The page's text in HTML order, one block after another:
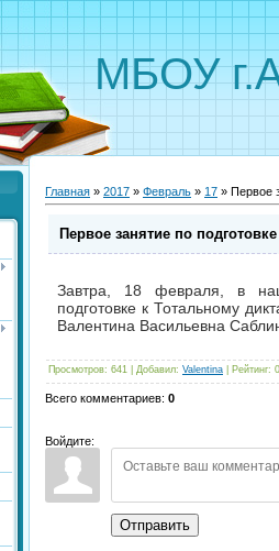
МБОУ
Главная » 2017 » Февраль » 17 » Первое
Первое занятие по
Завтра, 18 февраля, в
подготовке к Тотальному
Валентина Васильевна
Просмотров: 641 Добавил: Valentina Рейтинг:
Всего комментариев: 0
Войдите:
Отправить